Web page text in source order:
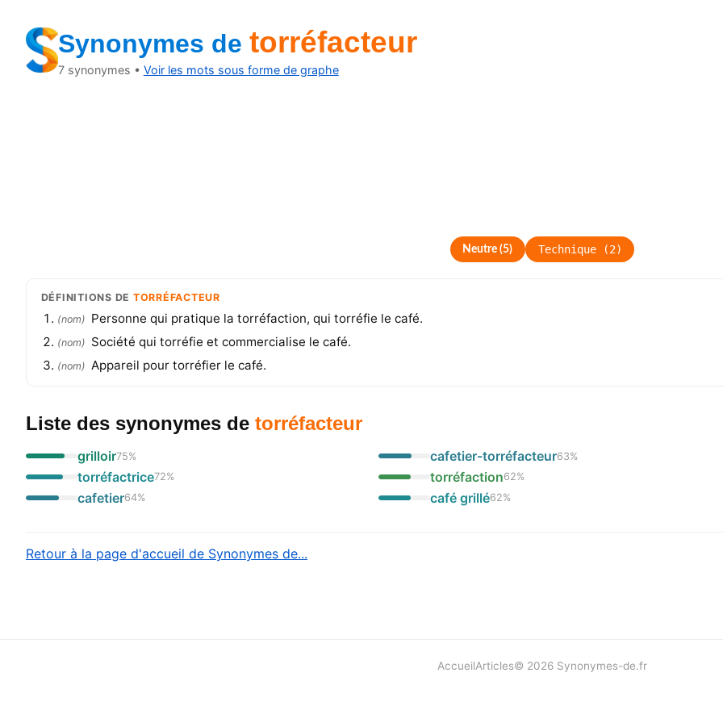
Synonymes de torréfacteur
7synonymes • Voir les mots sous forme de graphe
Neutre (5) Technique(2)
DÉFINITIONS DE TORRÉFACTEUR
(nom) Personne qui pratique la torréfaction, qui torréfie le café.
(nom) Société qui torréfie et commercialise le café.
(nom) Appareil pour torréfier le café.
Liste des synonymes de torréfacteur
grilloir75%
torréfactrice72%
cafetier64%
cafetier-torréfacteur63%
torréfaction62%
café grillé62%
Retour à la page d'accueil de Synonymes de...
AccueilArticles© 2026 Synonymes-de.fr